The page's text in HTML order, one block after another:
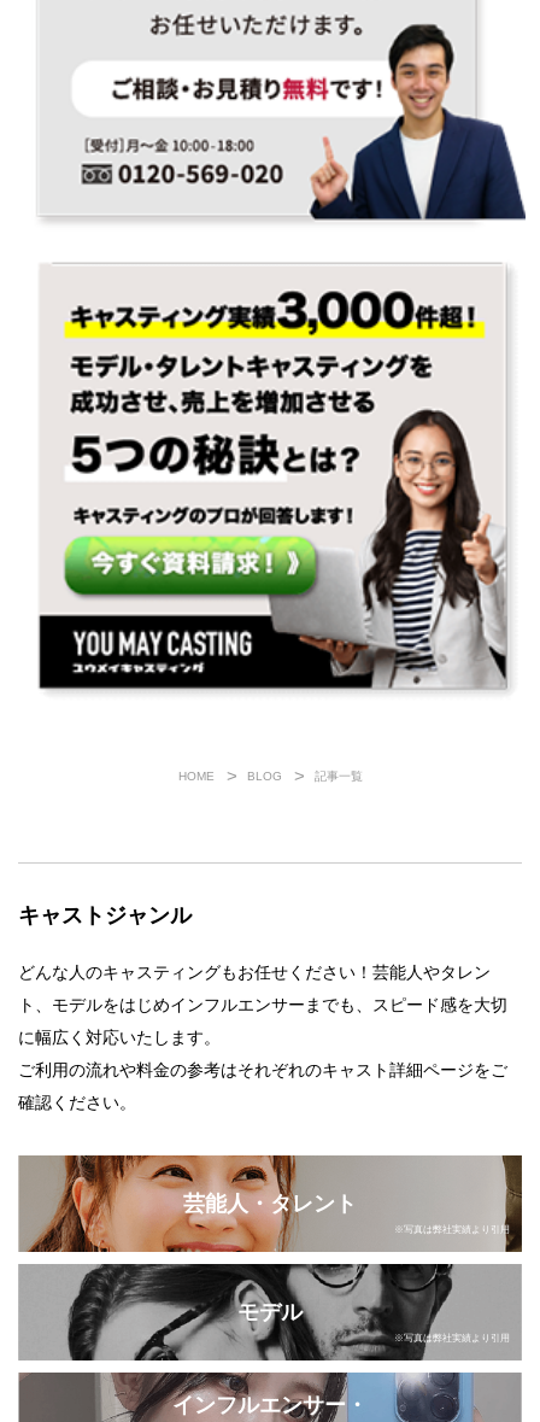
HOME BLOG 記事一覧
キャストジャンル
どんな人のキャスティングもお任せください！芸能人やタレン
ト、モデルをはじめインフルエンサーまでも、スピード感を大切
に幅広く対応いたします。
ご利用の流れや料金の参考はそれぞれのキャスト詳細ページをご
確認ください。
芸能人・タレント
※写真は弊社実績より引用
モデル
※写真は弊社実績より引用
インフルエンサー・